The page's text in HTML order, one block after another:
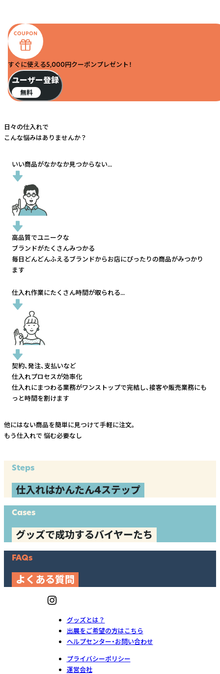
すぐに使える5,000円クーポンプレゼント！
ユーザー登録
無料
日々の仕入れで
こんな悩みはありませんか？
いい商品がなかなか見つからない...
高品質でユニークな
ブランドがたくさんみつかる
毎日どんどんふえるブランドからお店にぴったりの商品がみつかり
ます
仕入れ作業にたくさん時間が取られる...
契約、発注、支払いなど
仕入れプロセスが効率化
仕入れにまつわる業務がワンストップで完結し、接客や販売業務にも
っと時間を割けます
他にはない商品を簡単に見つけて手軽に注文。
もう仕入れで 悩む必要なし
Steps
仕入れはかんたん4ステップ
Cases
グッズで成功するバイヤーたち
FAQs
よくある質問
グッズとは？
出展をご希望の方はこちら
ヘルプセンター・お問い合わせ
プライバシーポリシー
運営会社